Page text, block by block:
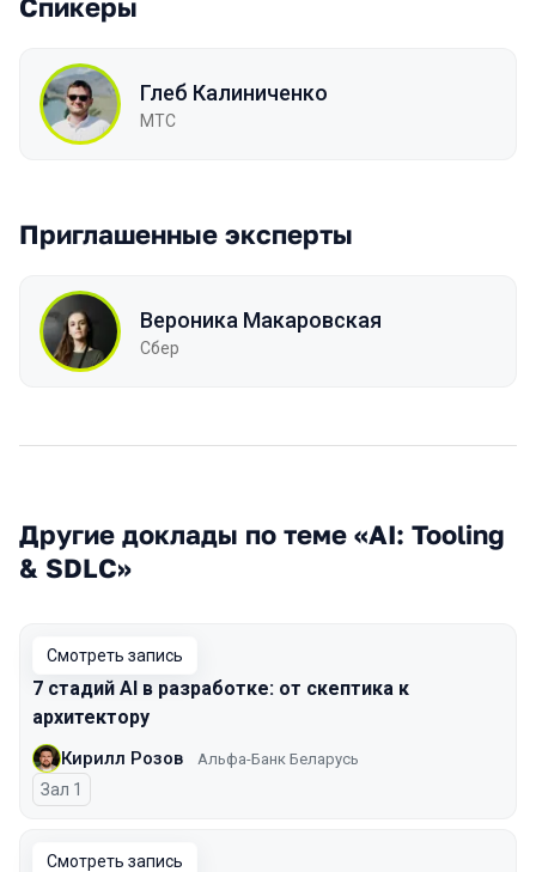
Спикеры
Глеб Калиниченко
МТС
Приглашенные эксперты
Вероника Макаровская
Сбер
Другие доклады по теме «AI: Tooling
& SDLC»
Смотреть запись
7 стадий AI в разработке: от скептика к
архитектору
Кирилл Розов Альфа-Банк Беларусь
Зал 1
Смотреть запись